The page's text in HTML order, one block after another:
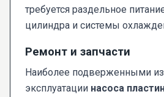
требуется раздельное
цилиндра и системы
Ремонт и запчасти
Наиболее подверженными
эксплуатации насоса